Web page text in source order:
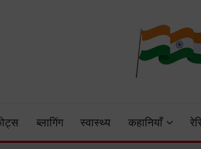
ब्लागिंग स्वास्थ्य कहानियाँ